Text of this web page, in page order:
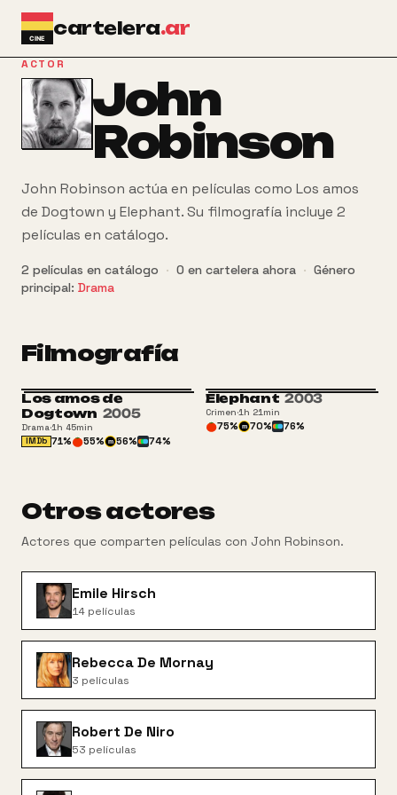
Ir al contenido principal
cartelera.ar
ACTOR
John
Robinson
John Robinson actúa en películas como Los amos
de Dogtown y Elephant. Su filmografía incluye 2
películas en catálogo.
2 películas en catálogo · 0 en cartelera ahora · Género
principal: Drama
Filmografía
Los amos de
Dogtown 2005
Drama·1h 45min
IMDb 71% 55% m 56% 74%
Elephant 2003
Crimen·1h 21min
75% m 70% 76%
Otros actores
Actores que comparten películas con John Robinson.
Emile Hirsch
14 películas
Rebecca De Mornay
3 películas
Robert De Niro
53 películas